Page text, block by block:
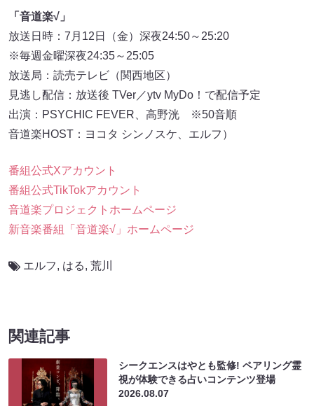
「音道楽√」
放送日時：7月12日（金）深夜24:50～25:20
※毎週金曜深夜24:35～25:05
放送局：読売テレビ（関西地区）
見逃し配信：放送後 TVer／ytv MyDo！で配信予定
出演：PSYCHIC FEVER、高野洸 ※50音順
音道楽HOST：ヨコタ シンノスケ、エルフ）
番組公式Xアカウント
番組公式TikTokアカウント
音道楽プロジェクトホームページ
新音楽番組「音道楽√」ホームページ
エルフ, はる, 荒川
関連記事
シークエンスはやとも監修! ペアリング霊
視が体験できる占いコンテンツ登場
2026.08.07